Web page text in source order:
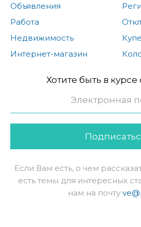
Объявления
Работа
Недвижимость
Интернет-магазин
Хотите быть в
Если Вам есть, о чем
есть темы для интересных
нам на почту